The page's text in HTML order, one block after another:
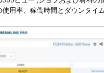
用率、稼働時間とダウンタイム